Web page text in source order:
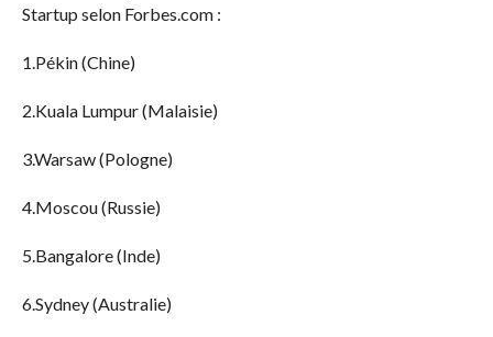
Startup selon Forbes.com :
1.Pékin (Chine)
2.Kuala Lumpur (Malaisie)
3.Warsaw (Pologne)
4.Moscou (Russie)
5.Bangalore (Inde)
6.Sydney (Australie)